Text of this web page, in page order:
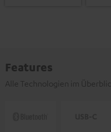
Features
Alle Technologien im